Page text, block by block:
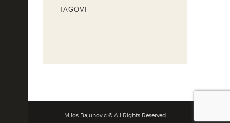
TAGOVI
Milos Bajunovic © All Rights Reserved